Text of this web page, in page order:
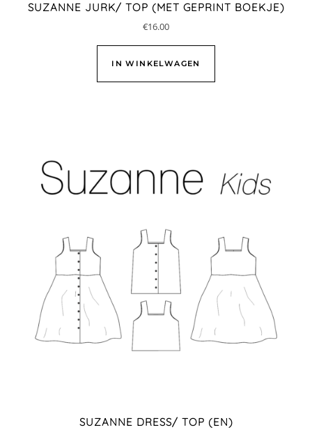
SUZANNE JURK/ TOP (MET GEPRINT BOEKJE)
€16.00
IN WINKELWAGEN
SUZANNE DRESS/ TOP (EN)